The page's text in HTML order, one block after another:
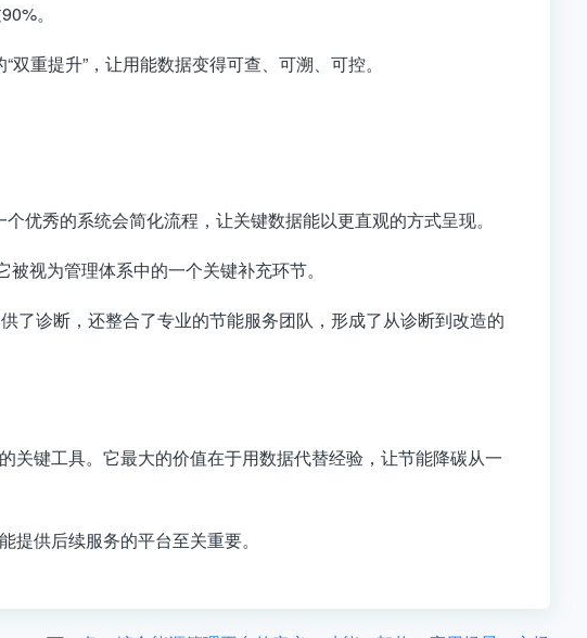
90%。
双重提升” ，让用能数据变得可查、可溯、可控。
个优秀的系统会简化流程 ，让关键数据能以更直观的方式呈现。
被视为管理体系中的一个关键补充环节。
了诊断，还整合了专业的节能服务团队，形成了从诊断到改造的
关键工具。它最大的价值在于用数据代替经验，让节能降碳从一
供后续服务的平台至关重要。